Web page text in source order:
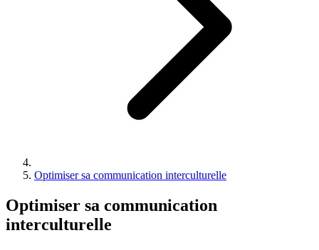
Optimiser sa communication interculturelle
Optimiser sa communication
interculturelle